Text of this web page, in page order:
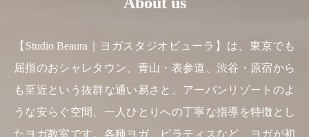
【Studio Beaura｜ヨガスタジオビューラ】は、東京でも
屈指のおシャレタウン、青山・表参道、渋谷・原宿から
も至近という抜群な通い易さと、アーバンリゾートのよ
うな安らぐ空間、一人ひとりへの丁寧な指導を特徴とし
たヨガ教室です。各種ヨガ、ピラティスなど、ヨガが初